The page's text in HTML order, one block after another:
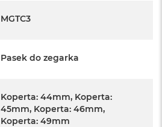
MGTC3
Pasek do zegarka
Koperta: 44mm, Koperta:
45mm, Koperta: 46mm,
Koperta: 49mm